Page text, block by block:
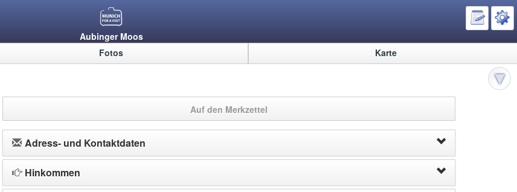
Aubinger Moos
Fotos Karte
Auf den Merkzettel
Adress- und Kontaktdaten
Hinkommen